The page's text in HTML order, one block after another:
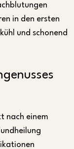
in den ersten
und schonend
nach einem